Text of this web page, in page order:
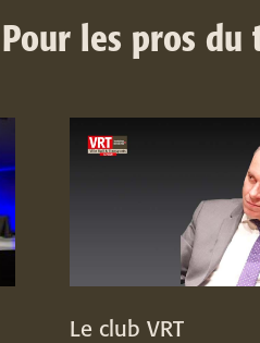
Pour les pros
Le club VRT